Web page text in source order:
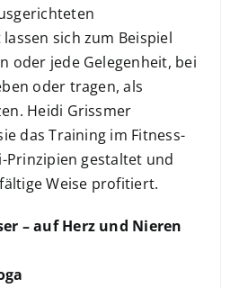
sich zum Beispiel
oder jede Gelegenheit, bei
oder tragen, als
Heidi Grissmer
das Training im Fitness-
Prinzipien gestaltet und
Weise profitiert.
– auf Herz und Nieren